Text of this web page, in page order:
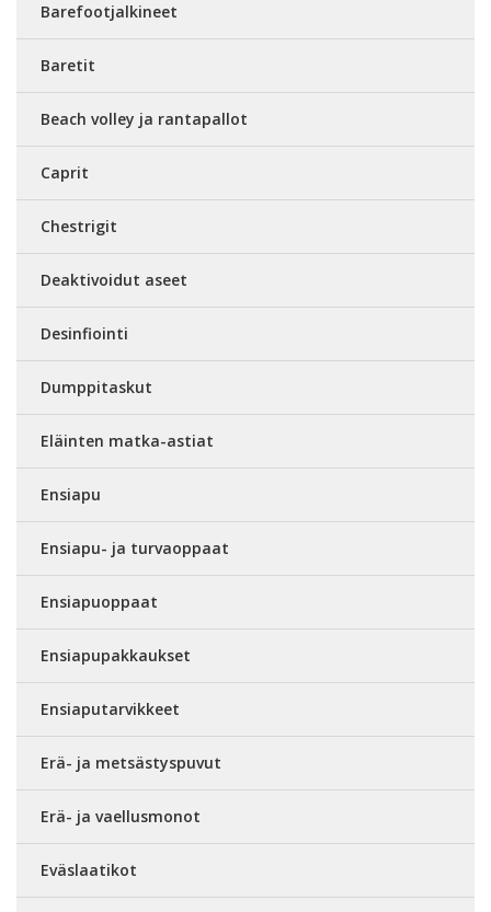
Barefootjalkineet
Baretit
Beach volley ja rantapallot
Caprit
Chestrigit
Deaktivoidut aseet
Desinfiointi
Dumppitaskut
Eläinten matka-astiat
Ensiapu
Ensiapu- ja turvaoppaat
Ensiapuoppaat
Ensiapupakkaukset
Ensiaputarvikkeet
Erä- ja metsästyspuvut
Erä- ja vaellusmonot
Eväslaatikot